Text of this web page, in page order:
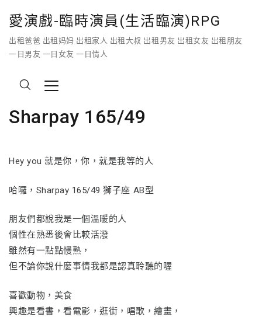
愛演戲-臨時演員(生活臨演)RPG
出租爸爸 出租妈妈 出租家人 出租大叔 出租男友 出租女友 出租朋友
一日男友 一日女友 一日情人
Sharpay 165/49
Hey you 就是你，你，就是我等的人
哈囉，Sharpay 165/49 獅子座 AB型
朋友們都說我是一個溫暖的人
個性在熟悉後會比較活潑
雖然有一點點慢熟，
但不論你說什麼事情我都是認真聆聽的喔
喜歡動物，美食
興趣是看書，看電影，逛街，唱歌，繪畫，